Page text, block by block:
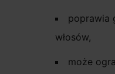
poprawia
włosów,
może